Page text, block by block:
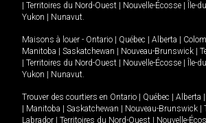
Territoires du Nord-Ouest Nouvelle-Écosse Île-
Yukon
Nunavut.
Maisons à louer - Ontario Québec Alberta
Manitoba
Saskatchewan Nouveau-Brunswick
Territoires du Nord-Ouest Nouvelle-Écosse Île-
Yukon
Nunavut.
Trouver des courtiers en Ontario Québec Alberta
Manitoba Saskatchewan Nouveau-Brunswick
Labrador
Territoires du Nord-Ouest Nouvelle-